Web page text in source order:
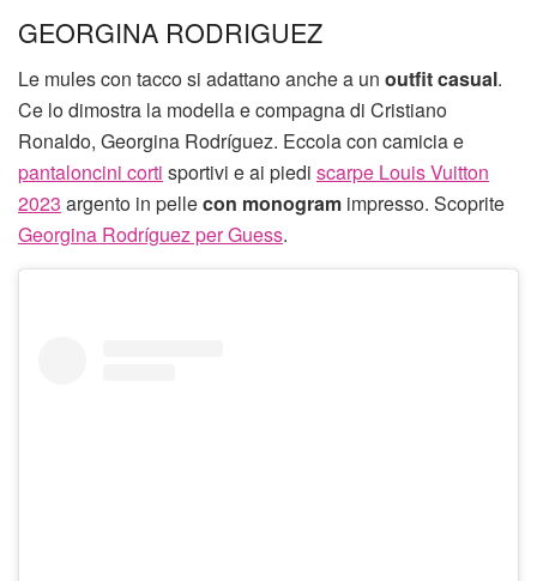
GEORGINA RODRIGUEZ
Le mules con tacco si adattano anche a un outfit casual.
Ce lo dimostra la modella e compagna di Cristiano
Ronaldo, Georgina Rodríguez. Eccola con camicia e
pantaloncini corti sportivi e ai piedi scarpe Louis Vuitton
2023 argento in pellecon monogram impresso. Scoprite
Georgina Rodríguez per Guess.